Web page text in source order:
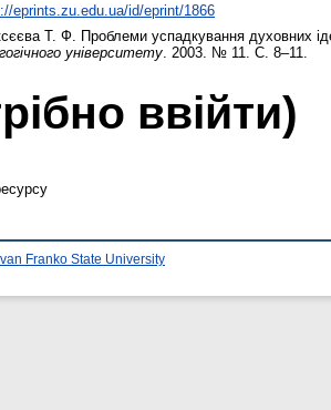
eprints.zu.edu.ua/id/eprint/1866
Т. Ф.
Проблеми успадкування духовних
університету . 2003. № 11. С. 8–11.
ввійти)
Franko State University